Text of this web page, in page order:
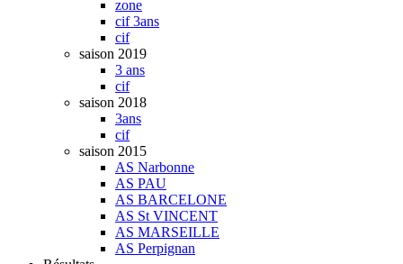
zone
cif 3ans
cif
saison 2019
3 ans
cif
saison 2018
3ans
cif
saison 2015
AS Narbonne
AS PAU
AS BARCELONE
AS St VINCENT
AS MARSEILLE
AS Perpignan